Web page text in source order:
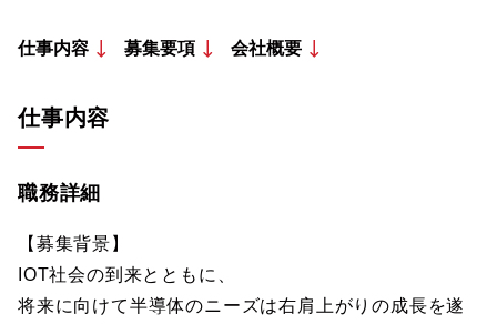
仕事内容 募集要項 会社概要
仕事内容
職務詳細
【募集背景】
IOT社会の到来とともに、
将来に向けて半導体のニーズは右肩上がりの成長を遂